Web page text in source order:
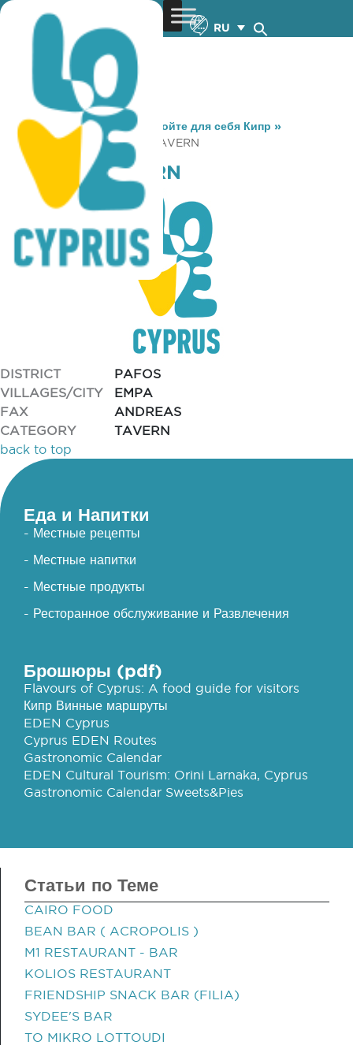
RU
You are here: Home »Откройте для себя Кипр »
Gastronomy
» APOTHIKI TAVERN
APOTHIKI TAVERN
DISTRICT
PAFOS
VILLAGES/CITY
EMPA
FAX
ANDREAS
CATEGORY
TAVERN
back to top
Еда и Напитки
- Местные рецепты
- Местные напитки
- Местные продукты
- Ресторанное обслуживание и Развлечения
Брошюры (pdf)
Flavours of Cyprus: A food guide for visitors
Кипр Винные маршруты
EDEN Cyprus
Cyprus EDEN Routes
Gastronomic Calendar
EDEN Cultural Tourism: Orini Larnaka, Cyprus
Gastronomic Calendar Sweets&Pies
Статьи по Теме
CAIRO FOOD
BEAN BAR ( ACROPOLIS )
M1 RESTAURANT - BAR
KOLIOS RESTAURANT
FRIENDSHIP SNACK BAR (FILIA)
SYDEE'S BAR
TO MIKRO LOTTOUDI